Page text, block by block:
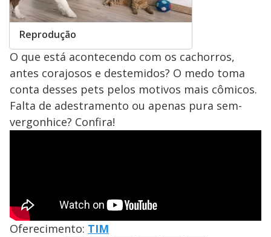
Reprodução
O que está acontecendo com os cachorros,
antes corajosos e destemidos? O medo toma
conta desses pets pelos motivos mais cômicos.
Falta de adestramento ou apenas pura sem-
vergonhice? Confira!
Oferecimento: TIM